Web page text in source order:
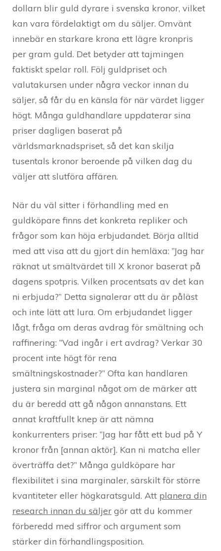
dollarn blir guld dyrare i svenska kronor, vilket
kan vara fördelaktigt om du säljer. Omvänt
innebär en starkare krona ett lägre kronpris
per gram guld. Det betyder att tajmingen
faktiskt spelar roll. Följ guldpriset och
valutakursen under några veckor innan du
säljer, så får du en känsla för när värdet ligger
högt. Många guldhandlare uppdaterar sina
priser dagligen baserat på
världsmarknadspriset, så det kan skilja
tusentals kronor beroende på vilken dag du
väljer att slutföra affären.
När du väl sitter i förhandling med en
guldköpare finns det konkreta repliker och
frågor som kan höja erbjudandet. Börja alltid
med att visa att du gjort din hemläxa: ”Jag har
räknat ut smältvärdet till X kronor baserat på
dagens spotpris. Vilken procentsats av det kan
ni erbjuda?” Detta signalerar att du är påläst
och inte lätt att lura. Om erbjudandet ligger
lågt, fråga om deras avdrag för smältning och
raffinering: ”Vad ingår i ert avdrag? Verkar 30
procent inte högt för rena
smältningskostnader?” Ofta kan handlaren
justera sin marginal något om de märker att
du är beredd att gå någon annanstans. Ett
annat kraftfullt knep är att nämna
konkurrenters priser: ”Jag har fått ett bud på Y
kronor från [annan aktör]. Kan ni matcha eller
överträffa det?” Många guldköpare har
flexibilitet i sina marginaler, särskilt för större
kvantiteter eller högkaratsguld. Att planera din
research innan du säljer gör att du kommer
förberedd med siffror och argument som
stärker din förhandlingsposition.